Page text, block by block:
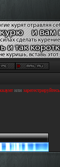
или зарегестрируйтесь